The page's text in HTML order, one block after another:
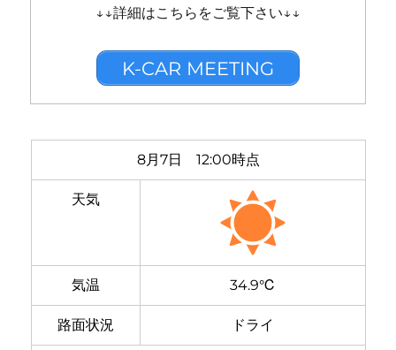
↓↓詳細はこちらをご覧下さい↓↓
K-CAR MEETING
8月7日 12:00時点
天気
気温 34.9℃
路面状況 ドライ